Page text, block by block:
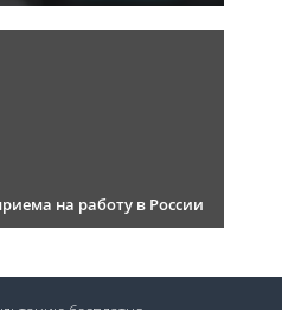
на работу в России